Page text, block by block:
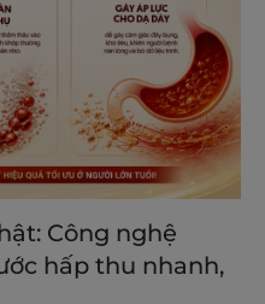
Công nghệ
hấp thu nhanh,